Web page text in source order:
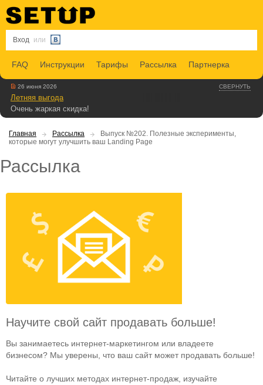
Вход или
FAQ Инструкции Тарифы Рассылка Партнерка
СВЕРНУТЬ
26 июня 2026
Летняя выгода
Очень жаркая скидка!
Главная Рассылка
Выпуск №202. Полезные эксперименты,
которые могут улучшить ваш Landing Page
Рассылка
Научите свой сайт продавать больше!
Вы занимаетесь интернет-маркетингом или владеете
бизнесом? Мы уверены, что ваш сайт может продавать больше!
Читайте о лучших методах интернет-продаж, изучайте